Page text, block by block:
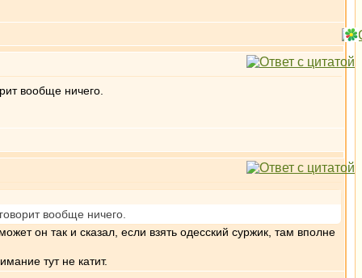
вообще ничего.
вообще ничего.
он так и сказал, если взять одесский суржик, там вполне
тут не катит.